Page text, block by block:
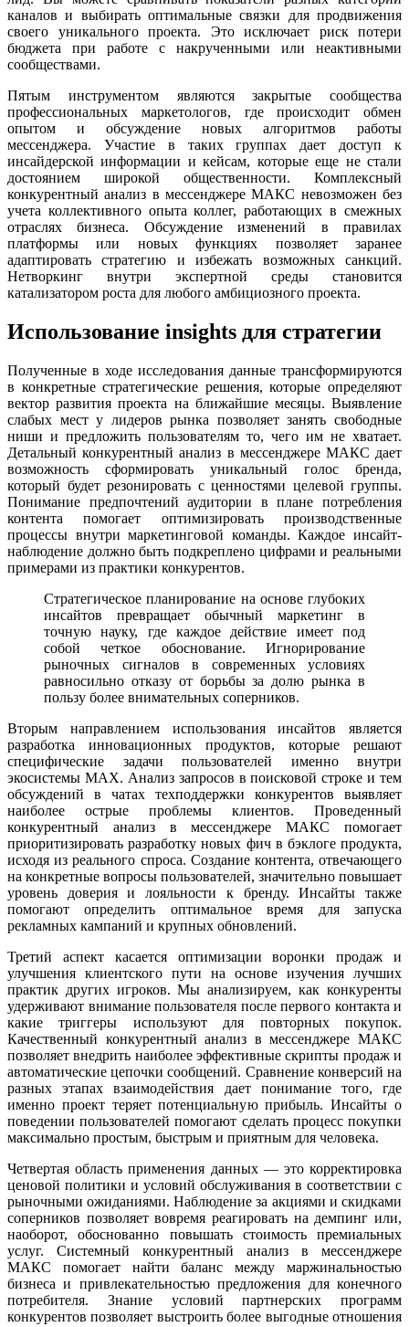
каналов и выбирать оптимальные связки для продвижения
своего уникального проекта. Это исключает риск потери
бюджета при работе с накрученными или неактивными
сообществами.
Пятым инструментом являются закрытые сообщества
профессиональных маркетологов, где происходит обмен
опытом и обсуждение новых алгоритмов работы
мессенджера. Участие в таких группах дает доступ к
инсайдерской информации и кейсам, которые еще не стали
достоянием широкой общественности. Комплексный
конкурентный анализ в мессенджере МАКС невозможен без
учета коллективного опыта коллег, работающих в смежных
отраслях бизнеса. Обсуждение изменений в правилах
платформы или новых функциях позволяет заранее
адаптировать стратегию и избежать возможных санкций.
Нетворкинг внутри экспертной среды становится
катализатором роста для любого амбициозного проекта.
Использование insights для стратегии
Полученные в ходе исследования данные трансформируются
в конкретные стратегические решения, которые определяют
вектор развития проекта на ближайшие месяцы. Выявление
слабых мест у лидеров рынка позволяет занять свободные
ниши и предложить пользователям то, чего им не хватает.
Детальный конкурентный анализ в мессенджере МАКС дает
возможность сформировать уникальный голос бренда,
который будет резонировать с ценностями целевой группы.
Понимание предпочтений аудитории в плане потребления
контента помогает оптимизировать производственные
процессы внутри маркетинговой команды. Каждое инсайт-
наблюдение должно быть подкреплено цифрами и реальными
примерами из практики конкурентов.
Стратегическое планирование на основе глубоких
инсайтов превращает обычный маркетинг в
точную науку, где каждое действие имеет под
собой четкое обоснование. Игнорирование
рыночных сигналов в современных условиях
равносильно отказу от борьбы за долю рынка в
пользу более внимательных соперников.
Вторым направлением использования инсайтов является
разработка инновационных продуктов, которые решают
специфические задачи пользователей именно внутри
экосистемы MAX. Анализ запросов в поисковой строке и тем
обсуждений в чатах техподдержки конкурентов выявляет
наиболее острые проблемы клиентов. Проведенный
конкурентный анализ в мессенджере МАКС помогает
приоритизировать разработку новых фич в бэклоге продукта,
исходя из реального спроса. Создание контента, отвечающего
на конкретные вопросы пользователей, значительно повышает
уровень доверия и лояльности к бренду. Инсайты также
помогают определить оптимальное время для запуска
рекламных кампаний и крупных обновлений.
Третий аспект касается оптимизации воронки продаж и
улучшения клиентского пути на основе изучения лучших
практик других игроков. Мы анализируем, как конкуренты
удерживают внимание пользователя после первого контакта и
какие триггеры используют для повторных покупок.
Качественный конкурентный анализ в мессенджере МАКС
позволяет внедрить наиболее эффективные скрипты продаж и
автоматические цепочки сообщений. Сравнение конверсий на
разных этапах взаимодействия дает понимание того, где
именно проект теряет потенциальную прибыль. Инсайты о
поведении пользователей помогают сделать процесс покупки
максимально простым, быстрым и приятным для человека.
Четвертая область применения данных — это корректировка
ценовой политики и условий обслуживания в соответствии с
рыночными ожиданиями. Наблюдение за акциями и скидками
соперников позволяет вовремя реагировать на демпинг или,
наоборот, обоснованно повышать стоимость премиальных
услуг. Системный конкурентный анализ в мессенджере
МАКС помогает найти баланс между маржинальностью
бизнеса и привлекательностью предложения для конечного
потребителя. Знание условий партнерских программ
конкурентов позволяет выстроить более выгодные отношения